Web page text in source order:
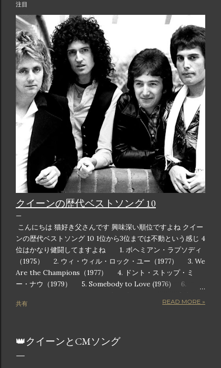
注目
クイーンの歴代ベストソング 10
こんにちは 猫好き父さんです 興味深い順位ですよね クイー
ンの歴代ベストソング 10 1位から3位までは不動という感じ 4
位はかなり健闘してますよね 1. ボヘミアン・ラプソディ
（1975） 2. ウィ・ウィル・ロック・ユー（1977） 3. We
Are the Champions（1977） 4. ドント・ストップ・ミ
ー・ナウ（1979） 5. Somebody to Love (1976) 6.
Another One Bites the Dust (1980) 7. ラジオ・ガガ
（1984） 8. アンダー・プレッシャー（1981） 9. キラー
り出ただけでなく、ポップカルチャーの枠組みに深く根付い
共有 READ MORE »
👑クイーンとCMソング